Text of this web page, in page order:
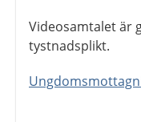
Videosamtalet är
tystnadsplikt.